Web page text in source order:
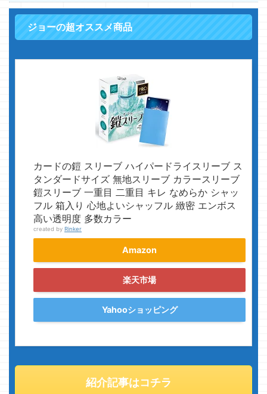
ジョーの超オススメ商品
カードの鎧 スリーブ ハイパードライスリーブ ス
タンダードサイズ 無地スリーブ カラースリーブ
鎧スリーブ 一重目 二重目 キレ なめらか シャッ
フル 箱入り 心地よいシャッフル 緻密 エンボス
高い透明度 多数カラー
created by Rinker
Amazon
楽天市場
Yahooショッピング
紹介記事はコチラ